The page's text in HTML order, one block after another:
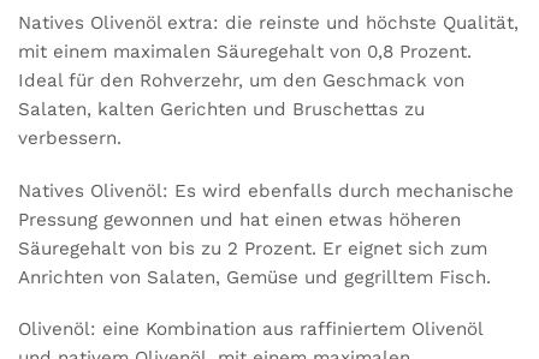
Natives Olivenöl extra: die reinste und höchste Qualität,
mit einem maximalen Säuregehalt von 0,8 Prozent.
Ideal für den Rohverzehr, um den Geschmack von
Salaten, kalten Gerichten und Bruschettas zu
verbessern.
Natives Olivenöl: Es wird ebenfalls durch mechanische
Pressung gewonnen und hat einen etwas höheren
Säuregehalt von bis zu 2 Prozent. Er eignet sich zum
Anrichten von Salaten, Gemüse und gegrilltem Fisch.
Olivenöl: eine Kombination aus raffiniertem Olivenöl